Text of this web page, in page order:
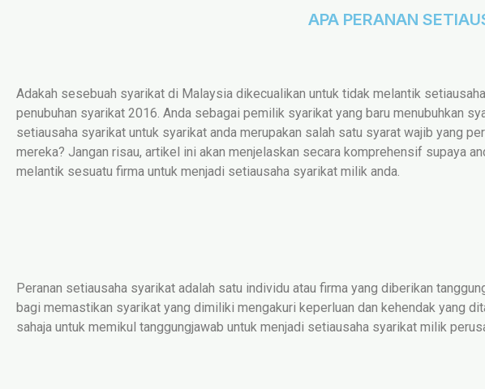
APA PERANAN
Adakah sesebuah syarikat di Malaysia dikecualikan untuk tidak melantik
penubuhan syarikat 2016. Anda sebagai pemilik syarikat yang baru menubuhkan
setiausaha syarikat untuk syarikat anda merupakan salah satu syarat wajib yang
mereka? Jangan risau, artikel ini akan menjelaskan secara komprehensif supaya
melantik sesuatu firma untuk menjadi setiausaha syarikat milik anda.
Peranan setiausaha syarikat adalah satu individu atau firma yang diberikan
bagi memastikan syarikat yang dimiliki mengakuri keperluan dan kehendak yang
sahaja untuk memikul tanggungjawab untuk menjadi setiausaha syarikat milik